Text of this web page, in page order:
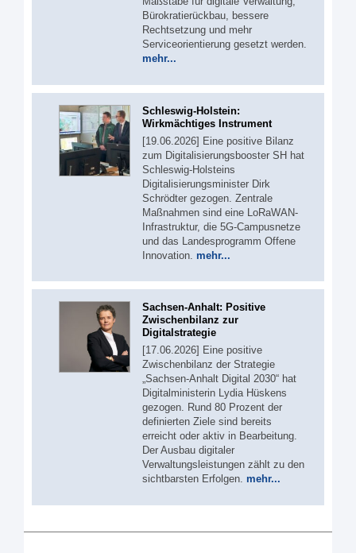
Bürokratierückbau, bessere
Rechtsetzung und mehr
Serviceorientierung gesetzt werden.
mehr...
Schleswig-Holstein:
Wirkmächtiges Instrument
[19.06.2026] Eine positive Bilanz
zum Digitalisierungsbooster SH hat
Schleswig-Holsteins
Digitalisierungsminister Dirk
Schrödter gezogen. Zentrale
Maßnahmen sind eine LoRaWAN-
Infrastruktur, die 5G-Campusnetze
und das Landesprogramm Offene
Innovation. mehr...
Sachsen-Anhalt: Positive
Zwischenbilanz zur
Digitalstrategie
[17.06.2026] Eine positive
Zwischenbilanz der Strategie
„Sachsen-Anhalt Digital 2030“ hat
Digitalministerin Lydia Hüskens
gezogen. Rund 80 Prozent der
definierten Ziele sind bereits
erreicht oder aktiv in Bearbeitung.
Der Ausbau digitaler
Verwaltungsleistungen zählt zu den
sichtbarsten Erfolgen. mehr...